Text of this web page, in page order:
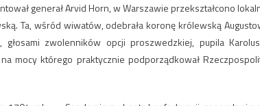
generał Arvid Horn, w Warszawie przekształcono
Ta, wśród wiwatów, odebrała koronę królewską
zwolenników opcji proszwedzkiej, pupila
mocy którego praktycznie podporządkował